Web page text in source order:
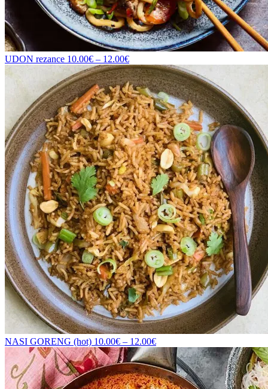
UDON rezance 10.00€ – 12.00€
NASI GORENG (hot) 10.00€ – 12.00€